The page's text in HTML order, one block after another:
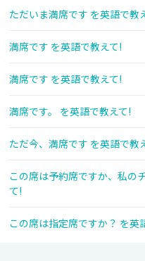
ただいま満席です を英語で教
満席です を英語で教えて!
満席です を英語で教えて!
満席です。 を英語で教えて!
ただ今、満席です を英語で教
この席は予約席ですか、私の
て!
この席は指定席ですか？ を英